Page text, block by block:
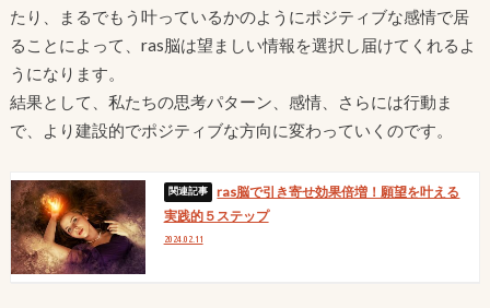
たり、まるでもう叶っているかのようにポジティブな感情で居
ることによって、ras脳は望ましい情報を選択し届けてくれるよ
うになります。
結果として、私たちの思考パターン、感情、さらには行動ま
で、より建設的でポジティブな方向に変わっていくのです。
ras脳で引き寄せ効果倍増！願望を叶える
実践的５ステップ
2024.02.11